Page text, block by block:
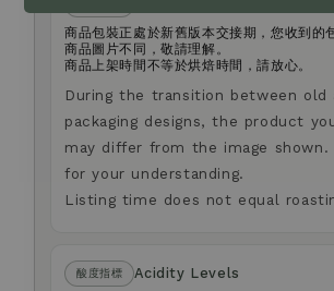
商品包裝正處於新舊版本交接期，您收到的
商品圖片不同，敬請理解。
商品上架時間不等於烘焙時間，請放心。
During the transition between old
packaging designs, the product
may differ from the image shown.
for your understanding.
Listing time does not equal
酸度指標
Acidity Levels